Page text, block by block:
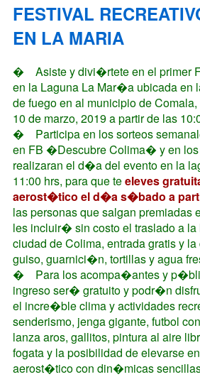
FESTIVAL
EN LA MARIA
�
Asiste y divi�rtete en el primer
en la Laguna La Mar�a ubicada en
de fuego en al municipio de
10 de marzo, 2019 a partir de las
�
Participa en los sorteos
en FB �Descubre Colima� y en los
realizaran el d�a del evento en la
11:00 hrs, para que teeleves
aerost�tico el d�a s�bado a
las personas que salgan premiadas
les incluir� sin costo el traslado a la
ciudad de Colima, entrada gratis y
guiso, guarnici�n, tortillas y agua
�
Para los acompa�antes y
ingreso ser� gratuito y podr�n
el incre�ble clima y actividades
senderismo, jenga gigante, futbol
lanza aros, gallitos, pintura al aire
fogata y la posibilidad de elevarse
aerost�tico con din�micas